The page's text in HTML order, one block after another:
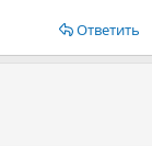
Ответить